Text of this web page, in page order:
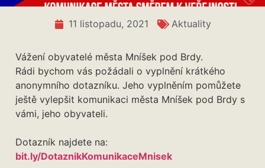
11 listopadu, 2021 Aktuality
Vážení obyvatelé města Mníšek pod Brdy.
Rádi bychom vás požádali o vyplnění krátkého
anonymního dotazníku. Jeho vyplněním pomůžete
ještě vylepšit komunikaci města Mníšek pod Brdy s
vámi, jeho obyvateli.
Dotazník najdete na:
bit.ly/DotaznikKomunikaceMnisek